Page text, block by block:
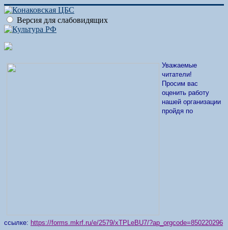
Версия для слабовидящих
Уважаемые
читатели!
Просим вас
оценить работу
нашей организации
пройдя по
ссылке: https://forms.mkrf.ru/e/2579/xTPLeBU7/?ap_orgcode=850220296